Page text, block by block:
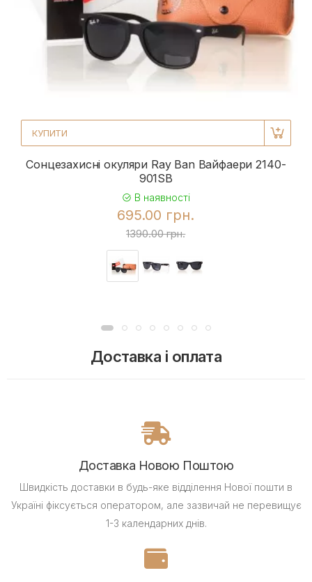
КУПИТИ
Сонцезахисні окуляри Ray Ban Вайфаери 2140-
901SB
В наявності
695.00 грн.
1390.00 грн.
Доставка і оплата
Доставка Новою Поштою
Швидкість доставки в будь-яке відділення Нової пошти в
Україні фіксується оператором, але зазвичай не перевищує
1-3 календарних днів.